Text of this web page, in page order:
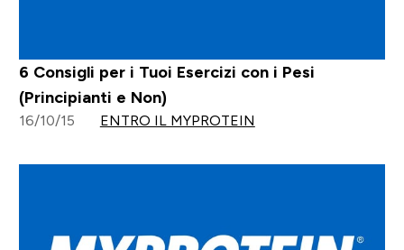
6 Consigli per i Tuoi Esercizi con i Pesi
(Principianti e Non)
16/10/15 ENTRO IL MYPROTEIN